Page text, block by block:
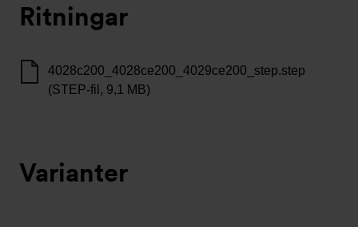
Ritningar
4028c200_4028ce200_4029ce200_step.step
(STEP-fil, 9,1 MB)
Varianter